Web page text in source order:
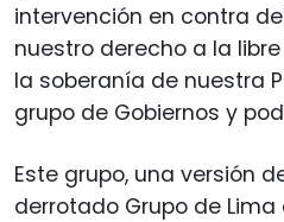
intervención en contra
nuestro derecho a la
la soberanía de nuestra
grupo de Gobiernos y
Este grupo, una versión
derrotado Grupo de